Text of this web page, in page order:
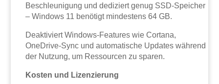
Beschleunigung und dediziert genug SSD-Speicher
– Windows 11 benötigt mindestens 64 GB.
Deaktiviert Windows-Features wie Cortana,
OneDrive-Sync und automatische Updates während
der Nutzung, um Ressourcen zu sparen.
Kosten und Lizenzierung